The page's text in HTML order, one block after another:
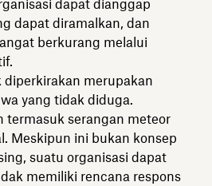
dapat dianggap
dapat diramalkan, dan
berkurang melalui
diperkirakan merupakan
yang tidak diduga.
termasuk serangan meteor
Meskipun ini bukan konsep
suatu organisasi dapat
memiliki rencana respons